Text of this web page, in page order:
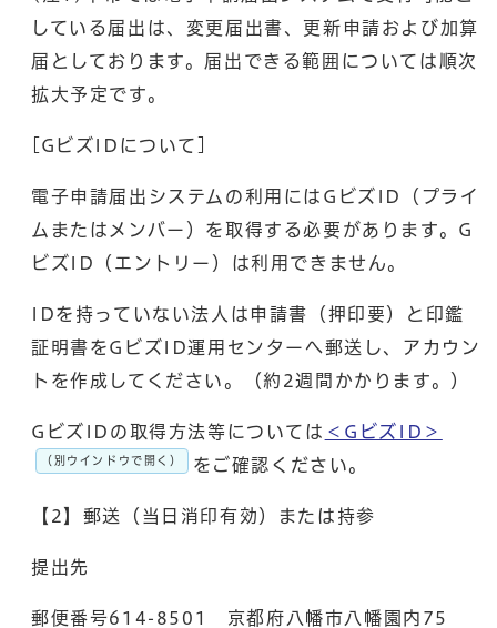
している届出は、変更届出書、更新申請および加算
届としております。届出できる範囲については順次
拡大予定です。
[GビズIDについて]
電子申請届出システムの利用にはGビズID（プライ
ムまたはメンバー）を取得する必要があります。G
ビズID（エントリー）は利用できません。
IDを持っていない法人は申請書（押印要）と印鑑
証明書をGビズID運用センターへ郵送し、アカウン
トを作成してください。（約2週間かかります。）
GビズIDの取得方法等については ＜GビズID＞
（別ウインドウで開く） をご確認ください。
【2】郵送（当日消印有効）または持参
提出先
郵便番号614-8501 京都府八幡市八幡園内75